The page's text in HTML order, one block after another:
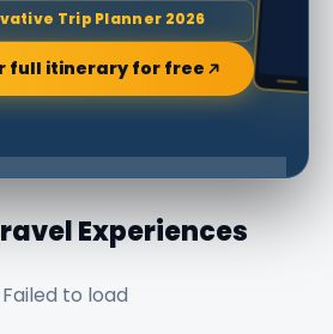
Trip Planner 2026
full itinerary for free
Experiences
Failed to load